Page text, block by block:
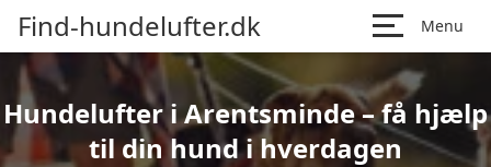
Find-hundelufter.dk Menu
Hundelufter i Arentsminde – få hjælp
til din hund i hverdagen